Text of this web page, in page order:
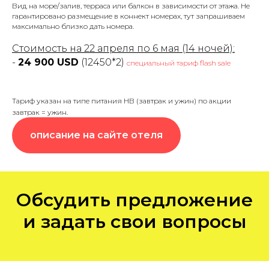
Вид на море/залив, терраса или балкон в зависимости от этажа. Не
гарантировано размещение в коннект номерах, тут запрашиваем
максимально близко дать номера.
Стоимость на 22 апреля по 6 мая (14 ночей):
- 24 900 USD (12450*2) специальный тариф flash sale
Тариф указан на типе питания НВ (завтрак и ужин) по акции
завтрак = ужин.
описание на сайте отеля
Обсудить предложение
и задать свои вопросы